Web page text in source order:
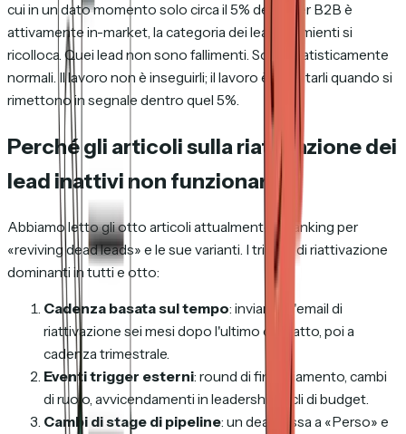
cui in un dato momento solo circa il 5% dei buyer B2B è
attivamente in-market, la categoria dei lead dormienti si
ricolloca. Quei lead non sono fallimenti. Sono statisticamente
normali. Il lavoro non è inseguirli; il lavoro è ascoltarli quando si
rimettono in segnale dentro quel 5%.
Perché gli articoli sulla riattivazione dei
lead inattivi non funzionano
Abbiamo letto gli otto articoli attualmente in ranking per
«reviving dead leads» e le sue varianti. I trigger di riattivazione
dominanti in tutti e otto:
Cadenza basata sul tempo: inviare un'email di
riattivazione sei mesi dopo l'ultimo contatto, poi a
cadenza trimestrale.
Eventi trigger esterni: round di finanziamento, cambi
di ruolo, avvicendamenti in leadership, cicli di budget.
Cambi di stage di pipeline: un deal passa a «Perso» e